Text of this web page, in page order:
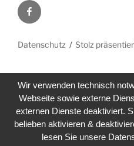
Facebook
Datenschutz Stolz
Wir verwenden technisch
Webseite sowie externe
externen Dienste deaktiviert.
belieben aktivieren &
lesen Sie unsere